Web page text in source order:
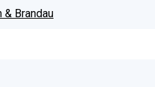
& Brandau